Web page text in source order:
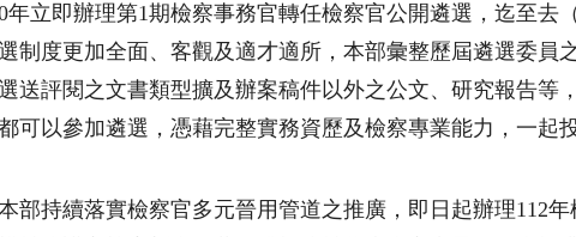
立即辦理第1期檢察事務官轉任檢察官公開遴選，迄至去
制度更加全面、客觀及適才適所，本部彙整歷屆遴選委員
送評閱之文書類型擴及辦案稿件以外之公文、研究報告等
可以參加遴選，憑藉完整實務資歷及檢察專業能力，一起
部持續落實檢察官多元晉用管道之推廣，即日起辦理112